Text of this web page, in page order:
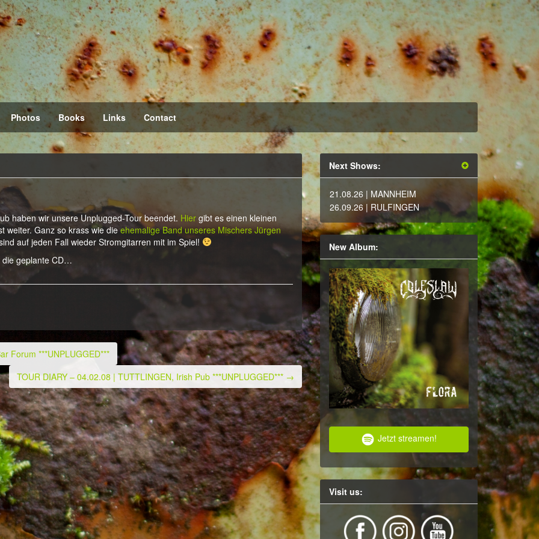
Photos Books Links Contact
haben wir unsere Unplugged-Tour beendet. Hier gibt es einen kleinen
weiter. Ganz so krass wie dieehemalige Band unseres Mischers Jürgen
auf jeden Fall wieder Stromgitarren mit im Spiel!
die geplante CD…
Forum ***UNPLUGGED***
TOUR DIARY – 04.02.08 | TUTTLINGEN, Irish Pub ***UNPLUGGED*** →
Next Shows:
21.08.26 | MANNHEIM
26.09.26 | RULFINGEN
New Album:
Jetzt streamen!
Visit us: